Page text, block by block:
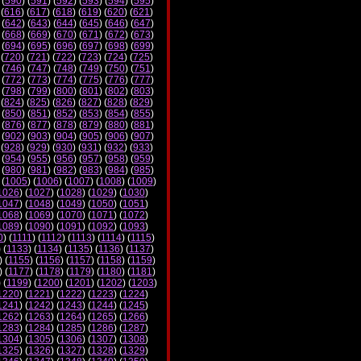
616) (617) (618) (619) (620) (621)
642) (643) (644) (645) (646) (647)
668) (669) (670) (671) (672) (673)
694) (695) (696) (697) (698) (699)
720) (721) (722) (723) (724) (725)
746) (747) (748) (749) (750) (751)
772) (773) (774) (775) (776) (777)
798) (799) (800) (801) (802) (803)
824) (825) (826) (827) (828) (829)
850) (851) (852) (853) (854) (855)
876) (877) (878) (879) (880) (881)
902) (903) (904) (905) (906) (907)
928) (929) (930) (931) (932) (933)
954) (955) (956) (957) (958) (959)
980) (981) (982) (983) (984) (985)
1005) (1006) (1007) (1008) (1009)
) (1027) (1028) (1029) (1030)
) (1048) (1049) (1050) (1051)
) (1069) (1070) (1071) (1072)
) (1090) (1091) (1092) (1093)
) (1111) (1112) (1113) (1114) (1115)
(1133) (1134) (1135) (1136) (1137)
(1155) (1156) (1157) (1158) (1159)
) (1177) (1178) (1179) (1180) (1181)
(1199) (1200) (1201) (1202) (1203)
) (1221) (1222) (1223) (1224)
) (1242) (1243) (1244) (1245)
) (1263) (1264) (1265) (1266)
) (1284) (1285) (1286) (1287)
) (1305) (1306) (1307) (1308)
) (1326) (1327) (1328) (1329)